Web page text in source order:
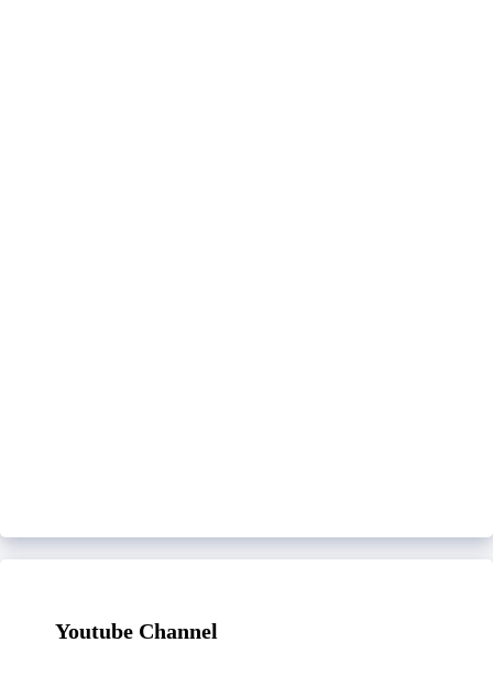
Youtube Channel